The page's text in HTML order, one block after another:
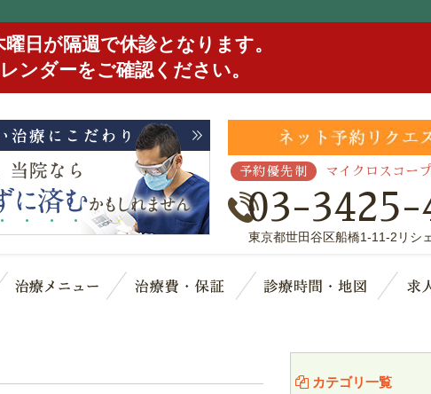
日が隔週で休診となります。
ンダーをご確認ください。
予約優先制 マイクロスコー
03-3425-
東京都世田谷区船橋1-11-2リシ
めての方へ)
スタッフ紹介 治療メニュー 治療費・保証 診療
カテゴリ一覧